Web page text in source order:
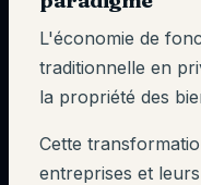
L'économie de
traditionnelle en
la propriété des
Cette
entreprises et